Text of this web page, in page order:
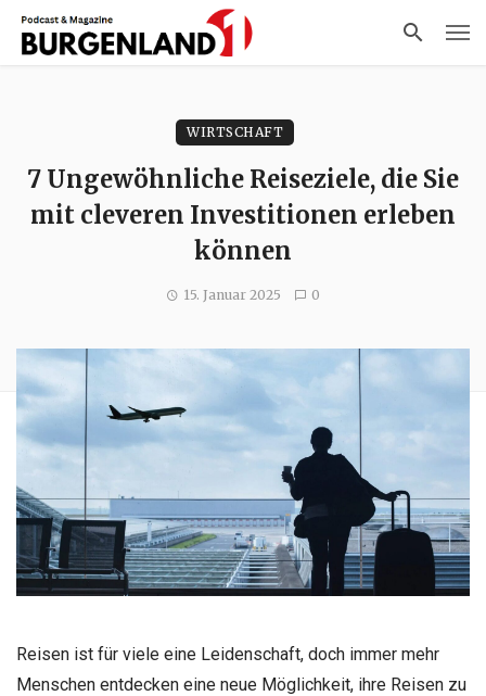
WIRTSCHAFT
7 Ungewöhnliche Reiseziele, die Sie
mit cleveren Investitionen erleben
können
15. Januar 2025 0
Reisen ist für viele eine Leidenschaft, doch immer mehr
Menschen entdecken eine neue Möglichkeit, ihre Reisen zu